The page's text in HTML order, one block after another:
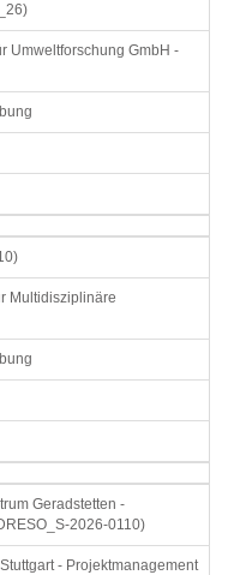
Umweltforschung GmbH -
Multidisziplinäre
Geradstetten -
2026-0110)
- Projektmanagement